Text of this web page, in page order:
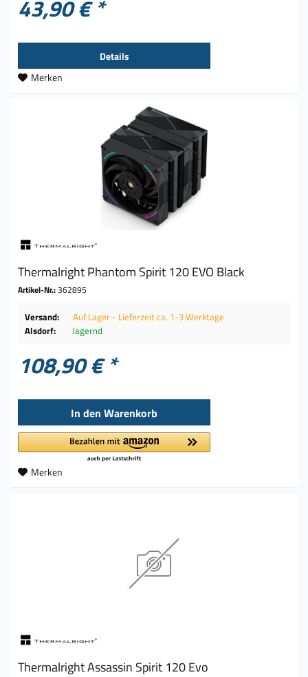
43,90 € *
Details
Merken
Thermalright Phantom Spirit 120 EVO Black
Artikel-Nr.:362895
Versand:
Auf Lager - Lieferzeit ca. 1-3 Werktage
Alsdorf:
lagernd
108,90 € *
In den Warenkorb
Merken
Thermalright Assassin Spirit 120 Evo